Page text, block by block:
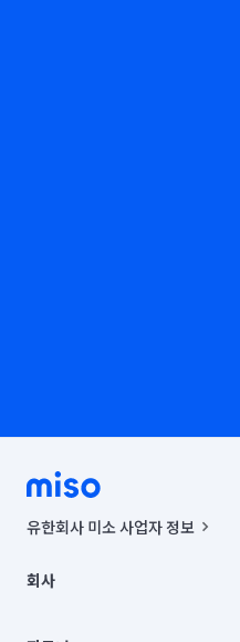
유한회사 미소 사업자 정보
00019 |
회사